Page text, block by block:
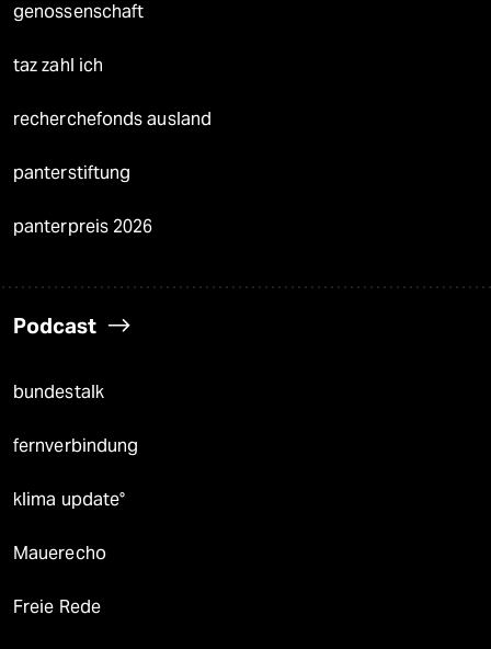
genossenschaft
taz zahl ich
recherchefonds ausland
panterstiftung
panterpreis 2026
Podcast
bundestalk
fernverbindung
klima update°
Mauerecho
Freie Rede